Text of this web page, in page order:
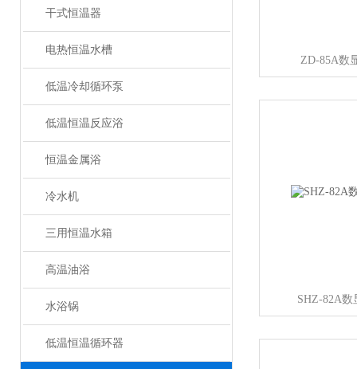
干式恒温器
电热恒温水槽
低温冷却循环泵
低温恒温反应浴
恒温金属浴
冷水机
三用恒温水箱
高温油浴
水浴锅
低温恒温循环器
ZD-85A数
SHZ-82A